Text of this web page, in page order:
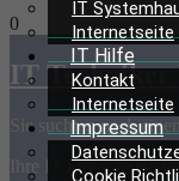
IT
Internetseite
IT Hilfe
Kontakt
Internetseite
Impressum
Cookie
0
IT Techniker
Sie suchten nach einen
Ihre IT Firma in